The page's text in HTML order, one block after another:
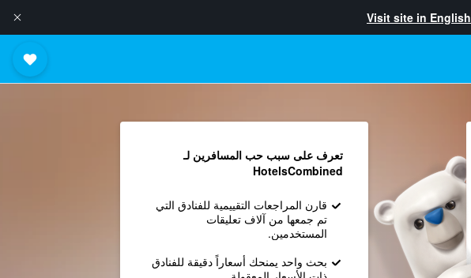
Visit site in English
تعرف على سبب حب المسافرين لـ
HotelsCombined
قارن المراجعات التقييمية للفنادق التي
تم جمعها من آلاف تعليقات
المستخدمين.
بحث واحد يمنحك أسعاراً دقيقة للفنادق